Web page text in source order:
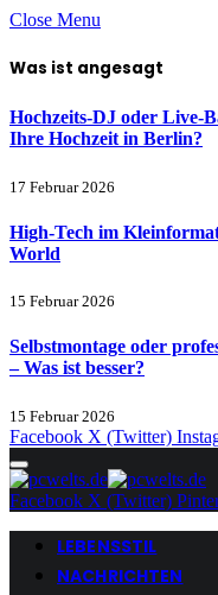
Close Menu
Was ist angesagt
Hochzeits-DJ oder Live-
Ihre Hochzeit in Berlin?
17 Februar 2026
High-Tech im
World
15 Februar 2026
Selbstmontage oder
– Was ist besser?
15 Februar 2026
Facebook X (Twitter)
Facebook X (Twitter)
LEBENSSTIL
NACHRICHTEN